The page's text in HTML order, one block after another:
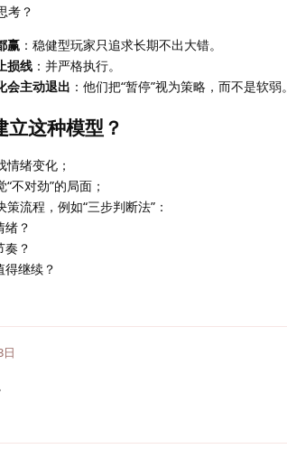
考？
赢 ：稳健型玩家只追求长期不出大错。
损线 ：并严格执行。
会主动退出 ：他们把“暂停”视为策略，而不是软弱。
立这种模型？
情绪变化；
不对劲”的局面；
流程，例如“三步判断法”：
绪？
奏？
得继续？